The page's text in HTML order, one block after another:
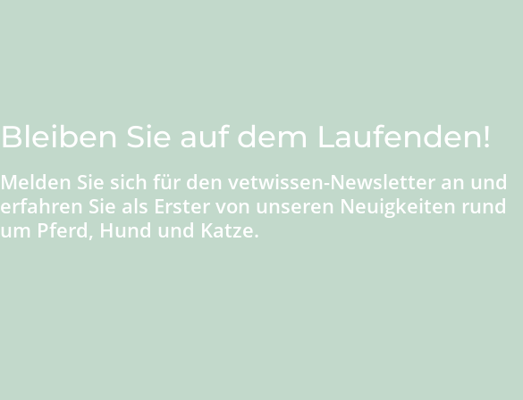
Bleiben Sie auf dem Laufenden!
Melden Sie sich für den vetwissen-Newsletter an und
erfahren Sie als Erster von unseren Neuigkeiten rund
um Pferd, Hund und Katze.